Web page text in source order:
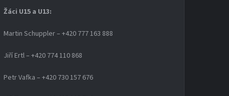
Žáci U15 a U13:
Martin Schuppler – +420 777 163 888
Jiří Ertl – +420 774 110 868
Petr Vafka – +420 730 157 676